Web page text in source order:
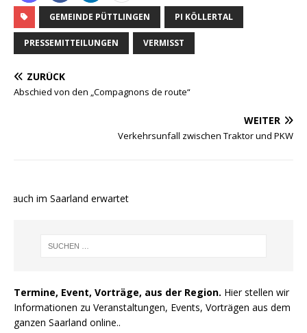
GEMEINDE PÜTTLINGEN PI KÖLLERTAL
PRESSEMITTEILUNGEN VERMISST
ZURÜCK
Abschied von den „Compagnons de route“
WEITER
Verkehrsunfall zwischen Traktor und PKW
auch im Saarland erwartet
Termine, Event, Vorträge, aus der Region. Hier stellen wir
Informationen zu Veranstaltungen, Events, Vorträgen aus dem
ganzen Saarland online..